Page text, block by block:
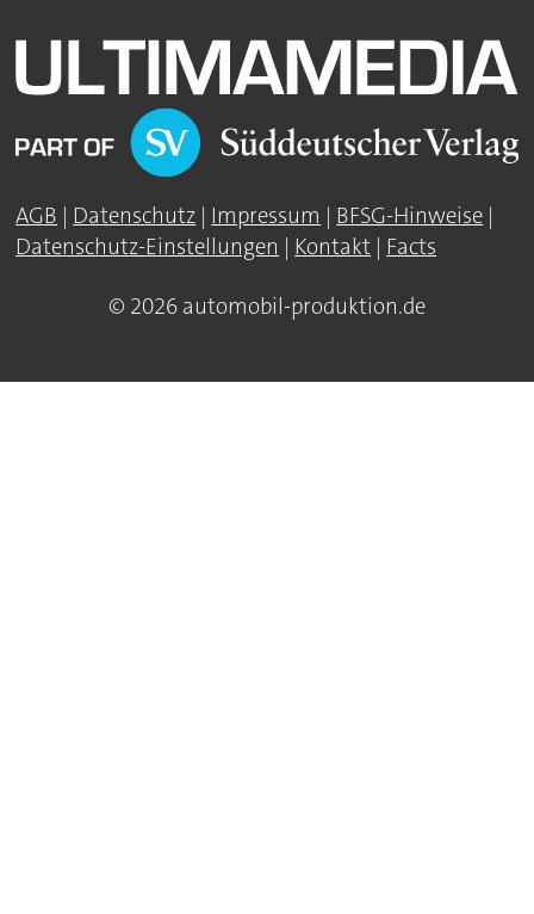
AGB | Datenschutz | Impressum | BFSG-Hinweise |
Datenschutz-Einstellungen | Kontakt | Facts
© 2026 automobil-produktion.de